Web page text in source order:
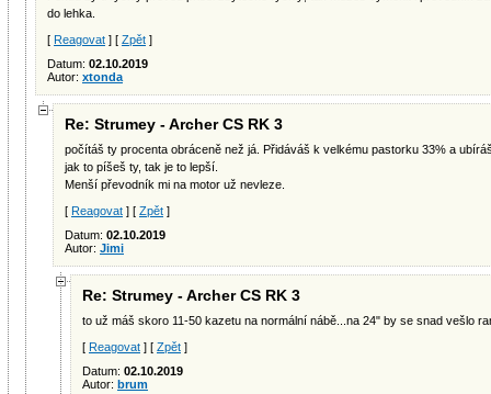
do lehka.
[ Reagovat ] [ Zpět ]
Datum: 02.10.2019
Autor: xtonda
Re: Strumey - Archer CS RK 3
počítáš ty procenta obráceně než já. Přidáváš k velkému pastorku 33% a
jak to píšeš ty, tak je to lepší.
Menší převodník mi na motor už nevleze.
[ Reagovat ] [ Zpět ]
Datum: 02.10.2019
Autor: Jimi
Re: Strumey - Archer CS RK 3
to už máš skoro 11-50 kazetu na normální nábě...na 24" by se snad vešlo
[ Reagovat ] [ Zpět ]
Datum: 02.10.2019
Autor: brum